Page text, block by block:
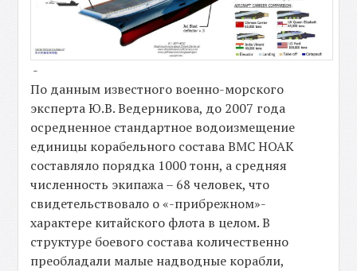
-
По данным известного военно-морского
эксперта Ю.В. Ведерникова, до 2007 года
осредненное стандартное водоизмещение
единицы корабельного состава ВМС НОАК
составляло порядка 1000 тонн, а средняя
численность экипажа – 68 человек, что
свидетельствовало о «-прибрежном»-
характере китайского флота в целом. В
структуре боевого состава количественно
преобладали малые надводные корабли,